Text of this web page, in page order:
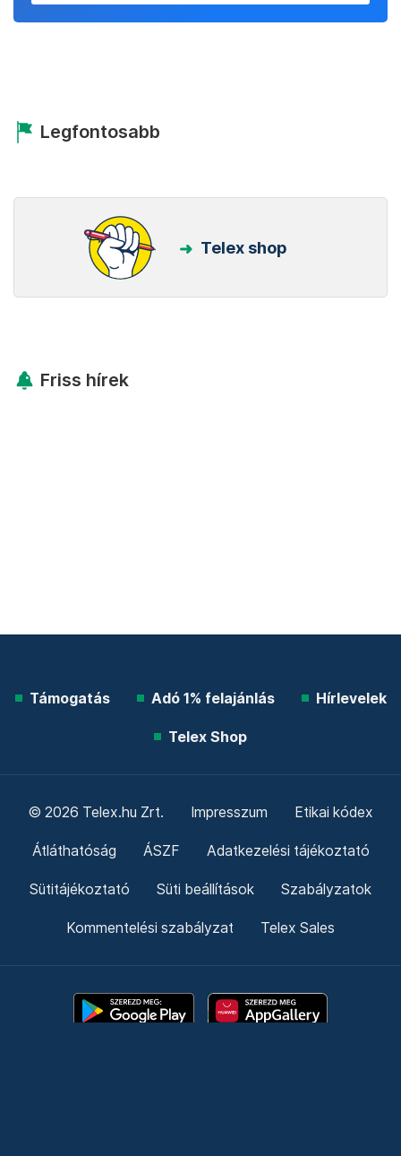
Legfontosabb
Telex shop
Friss hírek
Támogatás Adó 1% felajánlás Hírlevelek
Telex Shop
© 2026 Telex.hu Zrt. Impresszum Etikai kódex
Átláthatóság ÁSZF Adatkezelési tájékoztató
Sütitájékoztató Süti beállítások Szabályzatok
Kommentelési szabályzat Telex Sales